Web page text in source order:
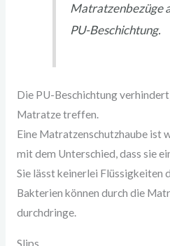
Matratzenbezüge
PU-Beschichtung.
Die PU-Beschichtung
Matratze treffen.
Eine Matratzenschutzhaube ist
mit dem Unterschied, dass sie
Sie lässt keinerlei Flüssigkeiten
Bakterien können durch die
durchdringe.
Slips